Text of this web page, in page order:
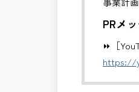
・全体
・CM・
・関係
・事業
PRメ
⏩［
https://